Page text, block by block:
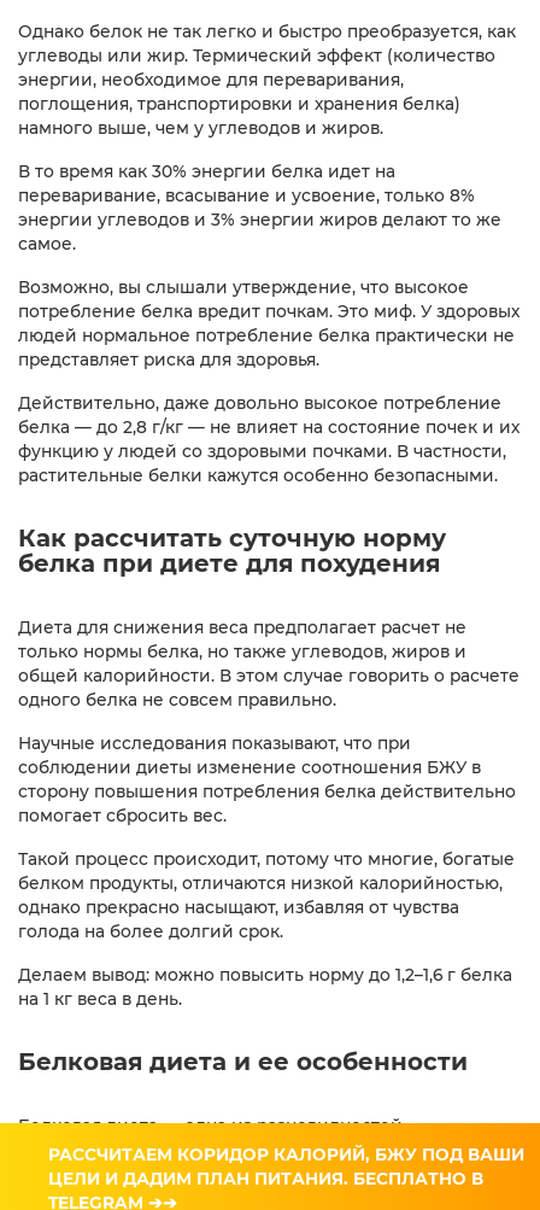
Однако белок не так легко и быстро преобразуется, как
углеводы или жир. Термический эффект (количество
энергии, необходимое для переваривания,
поглощения, транспортировки и хранения белка)
намного выше, чем у углеводов и жиров.
В то время как 30% энергии белка идет на
переваривание, всасывание и усвоение, только 8%
энергии углеводов и 3% энергии жиров делают то же
самое.
Возможно, вы слышали утверждение, что высокое
потребление белка вредит почкам. Это миф. У здоровых
людей нормальное потребление белка практически не
представляет риска для здоровья.
Действительно, даже довольно высокое потребление
белка — до 2,8 г/кг — не влияет на состояние почек и их
функцию у людей со здоровыми почками. В частности,
растительные белки кажутся особенно безопасными.
Как рассчитать суточную норму
белка при диете для похудения
Диета для снижения веса предполагает расчет не
только нормы белка, но также углеводов, жиров и
общей калорийности. В этом случае говорить о расчете
одного белка не совсем правильно.
Научные исследования показывают, что при
соблюдении диеты изменение соотношения БЖУ в
сторону повышения потребления белка действительно
помогает сбросить вес.
Такой процесс происходит, потому что многие, богатые
белком продукты, отличаются низкой калорийностью,
однако прекрасно насыщают, избавляя от чувства
голода на более долгий срок.
Делаем вывод: можно повысить норму до 1,2–1,6 г белка
на 1 кг веса в день.
Белковая диета и ее особенности
Белковая диета — одна из разновидностей
ограничений повседневного рациона. Часто этой диеты
придерживаются спортсмены, артисты, представители
других профессий, чей успех зависит от внешнего вида
РАССЧИТАЕМ КОРИДОР КАЛОРИЙ, БЖУ ПОД ВАШИ
ЦЕЛИ И ДАДИМ ПЛАН ПИТАНИЯ. БЕСПЛАТНО В
TELEGRAM ➔➔